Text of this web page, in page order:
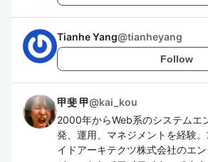
Tianhe Yang@tianheyang
Follow
甲斐 甲@kai_kou
2000年からWeb系のシステムエ
発、運用、マネジメントを経験
イドアーキテクツ株式会社のエ